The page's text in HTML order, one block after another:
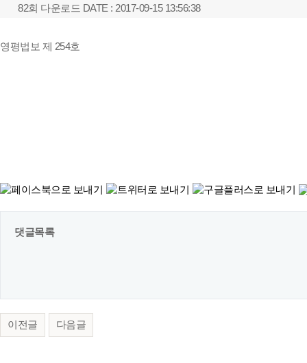
82회 다운로드 DATE : 2017-09-15 13:56:38
영평법보 제 254호
댓글목록
이전글 다음글